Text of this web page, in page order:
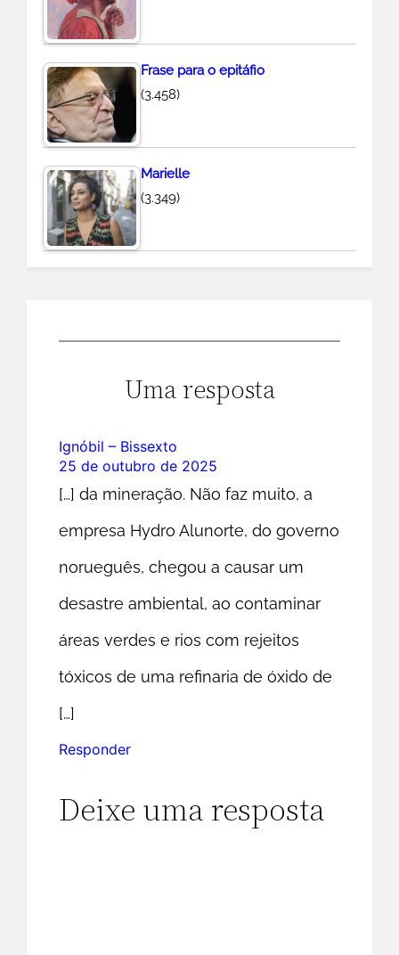
Frase para o epitáfio
(3.458)
Marielle
(3.349)
Uma resposta
Ignóbil – Bissexto
25 de outubro de 2025
[…] da mineração. Não faz muito, a
empresa Hydro Alunorte, do governo
norueguês, chegou a causar um
desastre ambiental, ao contaminar
áreas verdes e rios com rejeitos
tóxicos de uma refinaria de óxido de
[…]
Responder
Deixe uma resposta